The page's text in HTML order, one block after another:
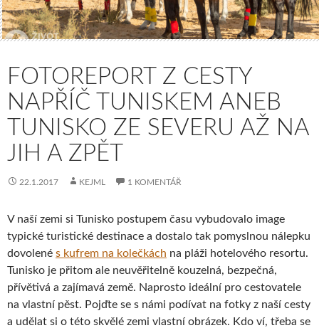
FOTOREPORT Z CESTY
NAPŘÍČ TUNISKEM ANEB
TUNISKO ZE SEVERU AŽ NA
JIH A ZPĚT
22.1.2017 KEJML 1 KOMENTÁŘ
V naší zemi si Tunisko postupem času vybudovalo image
typické turistické destinace a dostalo tak pomyslnou nálepku
dovolené s kufrem na kolečkách na pláži hotelového resortu.
Tunisko je přitom ale neuvěřitelně kouzelná, bezpečná,
přívětivá a zajímavá země. Naprosto ideální pro cestovatele
na vlastní pěst. Pojďte se s námi podívat na fotky z naší cesty
a udělat si o této skvělé zemi vlastní obrázek. Kdo ví, třeba se